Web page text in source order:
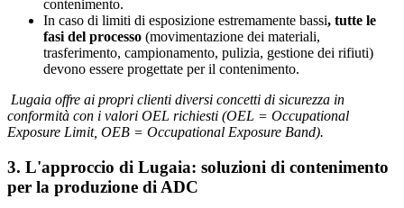
contenimento.
In caso di limiti di esposizione estremamente bassi, tutte le
fasi del processo (movimentazione dei materiali,
trasferimento, campionamento, pulizia, gestione dei rifiuti)
devono essere progettate per il contenimento.
Lugaia offre ai propri clienti diversi concetti di sicurezza in
conformità con i valori OEL richiesti (OEL = Occupational
Exposure Limit, OEB = Occupational Exposure Band).
3. L'approccio di Lugaia: soluzioni di contenimento
per la produzione di ADC